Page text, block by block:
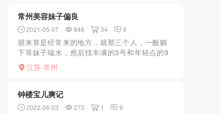
常州美容妹子偏良
2021-05-07 848 34 9
朋来算是经常来的地方，就那三个人，一般躺
下等妹子端水，然后找丰满的3号和年轻点的9
号敲敲腿，然后上楼打桩，今天出差回来，像
往常一样过来，发现最后一排没躺妹子，没大
江苏-常州
钟楼宝儿爽记
2022-06-03 273 1 9